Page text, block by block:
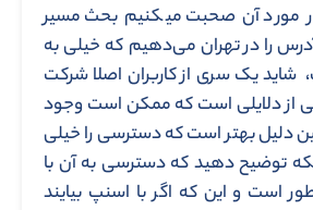
مورد آن صحبت میکنیم بحث مسیر
را در تهران می‌دهیم که خیلی به
یک سری از کاربران اصلا شرکت
از دلایلی است که ممکن است وجود
دلیل بهتر است که دسترسی را خیلی
توضیح دهید که دسترسی به آن با
است و این که اگر با اسنپ بیایند